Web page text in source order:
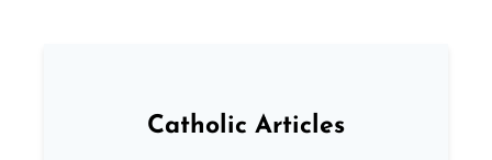
Catholic Articles